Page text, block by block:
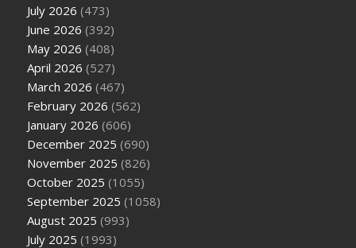
July 2026 (473)
June 2026 (392)
May 2026 (408)
April 2026 (527)
March 2026 (467)
February 2026 (562)
January 2026 (606)
December 2025 (690)
November 2025 (826)
October 2025 (1055)
September 2025 (1058)
August 2025 (993)
July 2025 (1993)